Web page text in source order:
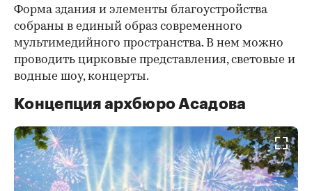
Форма здания и элементы благоустройства
собраны в единый образ современного
мультимедийного пространства. В нем можно
проводить цирковые представления, световые и
водные шоу, концерты.
Концепция архбюро Асадова